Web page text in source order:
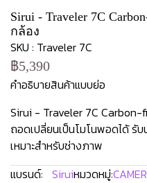
Sirui - Traveler 7C
กล้อง
SKU : Traveler 7C
฿5,390
คำอธิบายสินค้าแบบย่อ
Sirui - Traveler 7C
ถอดเปลี่ยนเป็นโมโนพอดได้ รั
เหมาะสำหรับช่างภาพ
แบรนด์: Siruiหมวดหมู่: